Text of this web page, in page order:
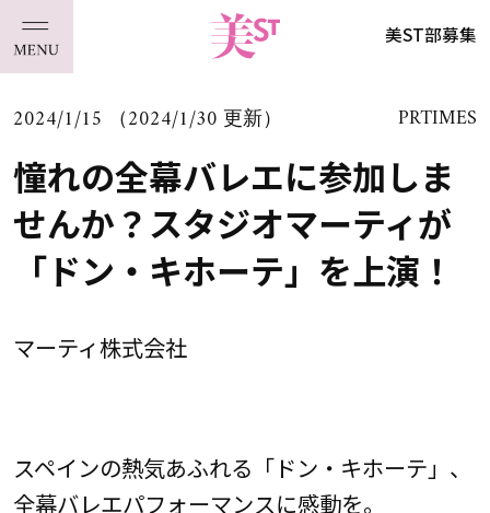
美ST部募集
2024/1/15 （2024/1/30 更新） PRTIMES
憧れの全幕バレエに参加しま
せんか？スタジオマーティが
「ドン・キホーテ」を上演！
マーティ株式会社
スペインの熱気あふれる「ドン・キホーテ」、
全幕バレエパフォーマンスに感動を。